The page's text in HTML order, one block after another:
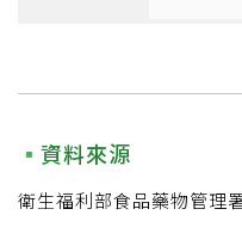
資料來源
衛生福利部食品藥物管理